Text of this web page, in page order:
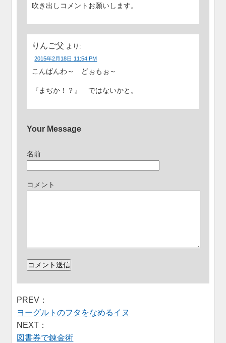
吹き出しコメントお願いします。
りんご父 より:
2015年2月18日 11:54 PM
こんばんわ～ どぉもぉ～
『まぢか！？』 ではないかと。
Your Message
名前
コメント
PREV：
ヨーグルトのフタをなめるイヌ
NEXT：
図書券で錬金術